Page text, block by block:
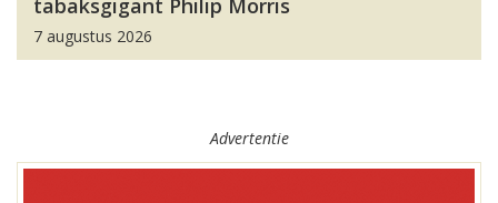
tabaksgigant Philip Morris
7 augustus 2026
Advertentie